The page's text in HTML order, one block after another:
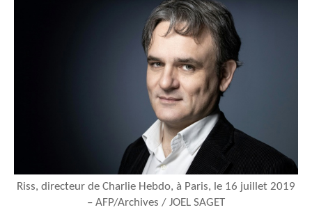
Riss, directeur de Charlie Hebdo, à Paris, le 16 juillet 2019
– AFP/Archives / JOEL SAGET